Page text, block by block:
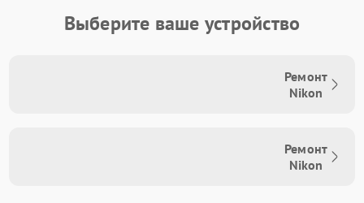
Выберите ваше устройство
Ремонт
Nikon
Ремонт
Nikon